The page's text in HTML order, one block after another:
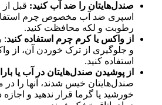
صندل‌هایتان را ضد آب کنید: قبل از
اسپری ضد آب مخصوص چرم استفاده
رطوبت و لکه محافظت کنید.
از واکس یا کرم چرم استفاده کنید:
و جلوگیری از ترک خوردن آن،
استفاده کنید.
از پوشیدن صندل‌هایتان در آب یا
صندل‌هایتان خیس شدند، آنها را
خورشید یا گرما قرار ندهید و